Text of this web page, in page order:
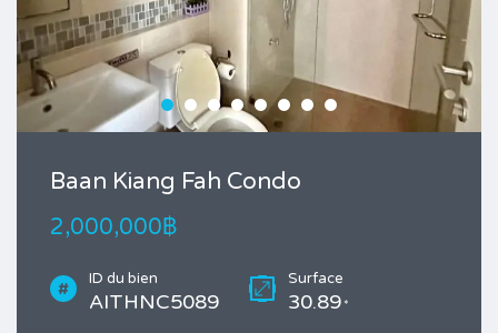
Baan Kiang Fah Condo
2,000,000฿
ID du bien
AITHNC5089
Surface
30.89 *